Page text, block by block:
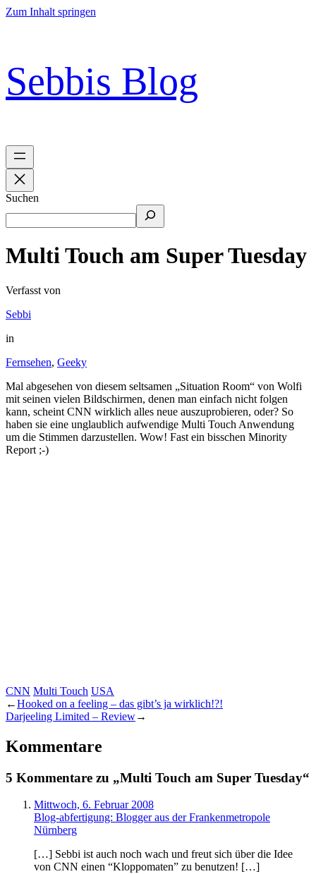
Zum Inhalt springen
Sebbis Blog
Suchen
Multi Touch am Super Tuesday
Verfasst von
Sebbi
in
Fernsehen, Geeky
Mal abgesehen von diesem seltsamen „Situation Room“ von Wolfi
mit seinen vielen Bildschirmen, denen man einfach nicht folgen
kann, scheint CNN wirklich alles neue auszuprobieren, oder? So
haben sie eine unglaublich aufwendige Multi Touch Anwendung
um die Stimmen darzustellen. Wow! Fast ein bisschen Minority
Report ;-)
CNN Multi Touch USA
←Hooked on a feeling – das gibt’s ja wirklich!?!
Darjeeling Limited – Review→
Kommentare
5 Kommentare zu „Multi Touch am Super Tuesday“
Mittwoch, 6. Februar 2008
Blog-abfertigung: Blogger aus der Frankenmetropole
Nürnberg
[…] Sebbi ist auch noch wach und freut sich über die Idee
von CNN einen “Kloppomaten” zu benutzen! […]